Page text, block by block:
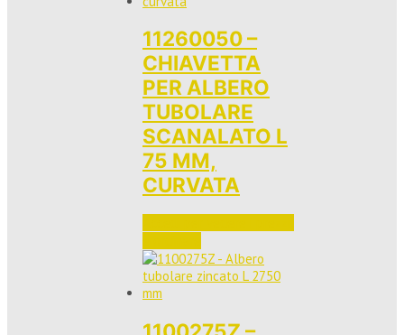
11260050 –
CHIAVETTA
PER ALBERO
TUBOLARE
SCANALATO L
75 MM,
CURVATA